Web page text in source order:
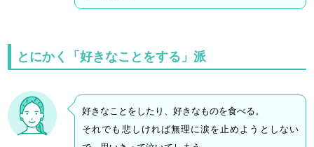
とにかく「好きなことをする」派
好きなことをしたり、好きなものを食べる。
それでも悲しければ無理に涙を止めようとしない